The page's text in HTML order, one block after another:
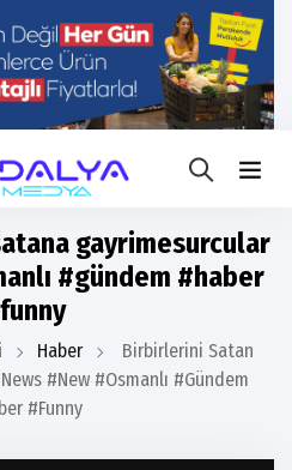
gayrimesurcular
#gündem #haber
Haber
Birbirlerini Satan
#new #osmanlı #gündem
#funny